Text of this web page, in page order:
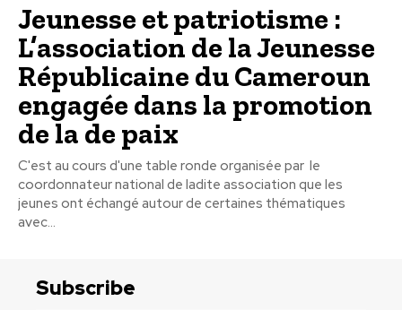
Jeunesse et patriotisme :
L’association de la Jeunesse
Républicaine du Cameroun
engagée dans la promotion
de la de paix
C'est au cours d'une table ronde organisée par le
coordonnateur national de ladite association que les
jeunes ont échangé autour de certaines thématiques
avec...
Subscribe